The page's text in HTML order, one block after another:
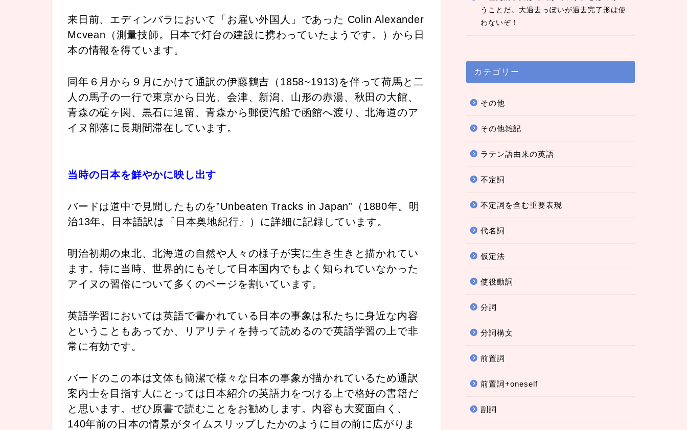
来日前、エディンバラにおいて「お雇い外国人」であった Colin Alexander
Mcvean（測量技師。日本で灯台の建設に携わっていたようです。）から日
本の情報を得ています。
同年６月から９月にかけて通訳の伊藤鶴吉（1858~1913)を伴って荷馬と二
人の馬子の一行で東京から日光、会津、新潟、山形の赤湯、秋田の大館、
青森の碇ヶ関、黒石に逗留、青森から郵便汽船で函館へ渡り、北海道のア
イヌ部落に長期間滞在しています。
当時の日本を鮮やかに映し出す
バードは道中で見聞したものを”Unbeaten Tracks in Japan”（1880年。明
治13年。日本語訳は『日本奥地紀行』）に詳細に記録しています。
明治初期の東北、北海道の自然や人々の様子が実に生き生きと描かれてい
ます。特に当時、世界的にもそして日本国内でもよく知られていなかった
アイヌの習俗について多くのページを割いています。
英語学習においては英語で書かれている日本の事象は私たちに身近な内容
ということもあってか、リアリティを持って読めるので英語学習の上で非
常に有効です。
バードのこの本は文体も簡潔で様々な日本の事象が描かれているため通訳
案内士を目指す人にとっては日本紹介の英語力をつける上で格好の書籍だ
と思います。ぜひ原書で読むことをお勧めします。内容も大変面白く、
140年前の日本の情景がタイムスリップしたかのように目の前に広がりま
うことだ。大過去っぽいが過去完了形は使
わないぞ！
カテゴリー
その他
その他雑記
ラテン語由来の英語
不定詞
不定詞を含む重要表現
代名詞
仮定法
使役動詞
分詞
分詞構文
前置詞
前置詞+oneself
副詞